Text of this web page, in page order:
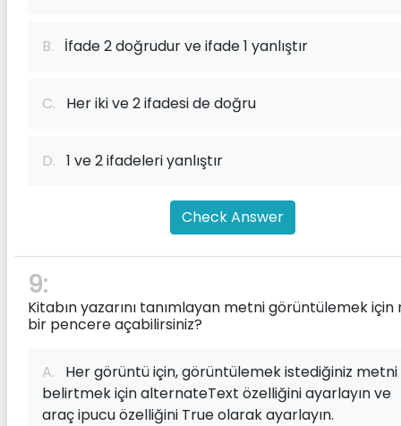
B. İfade 2 doğrudur ve ifade 1 yanlıştır
C. Her iki ve 2 ifadesi de doğru
D. 1 ve 2 ifadeleri yanlıştır
Check Answer
9:
Kitabın yazarını tanımlayan metni görüntülemek için
bir pencere açabilirsiniz?
A. Her görüntü için, görüntülemek istediğiniz metni
belirtmek için alternateText özelliğini ayarlayın ve
araç ipucu özelliğini True olarak ayarlayın.